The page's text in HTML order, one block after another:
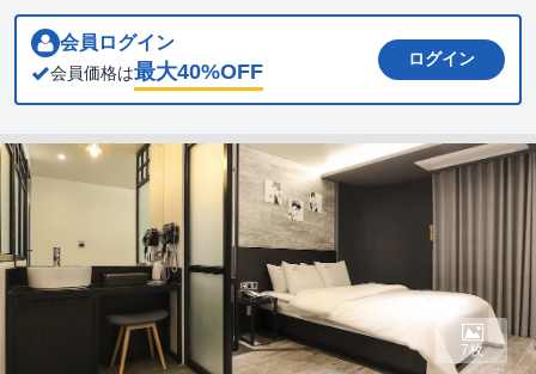
会員ログイン
会員価格は最大40%OFF
ログイン
7枚